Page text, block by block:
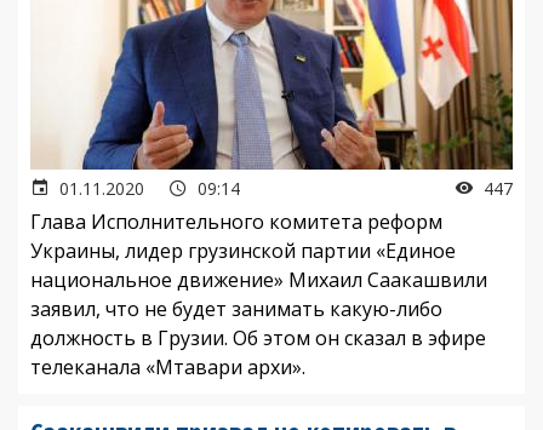
01.11.2020 09:14 447
Глава Исполнительного комитета реформ
Украины, лидер грузинской партии «Единое
национальное движение» Михаил Саакашвили
заявил, что не будет занимать какую-либо
должность в Грузии. Об этом он сказал в эфире
телеканала «Мтавари архи».